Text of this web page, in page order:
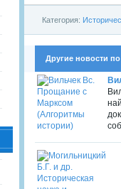
Категория:
Другие новости по